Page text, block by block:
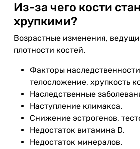
Из-за чего кости
хрупкими?
Возрастные изменения,
плотности костей.
Факторы
телосложение, хрупкость
Наследственные
Наступление климакса.
Снижение эстрогенов,
Недостаток витамина D.
Недостаток минералов.